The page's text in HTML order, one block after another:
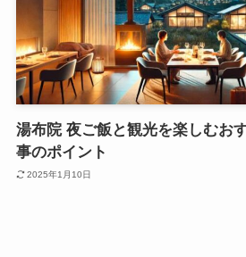
湯布院 夜ご飯と観光を楽しむお
事のポイント
2025年1月10日